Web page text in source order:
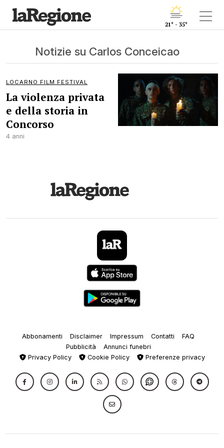
21° - 35°
Notizie su Carlos Conceicao
LOCARNO FILM FESTIVAL
La violenza privata
e della storia in
Concorso
4 anni
Abbonamenti Disclaimer Impressum Contatti
FAQ
Pubblicità
Annunci funebri
Privacy Policy
Cookie Policy Preferenze privacy